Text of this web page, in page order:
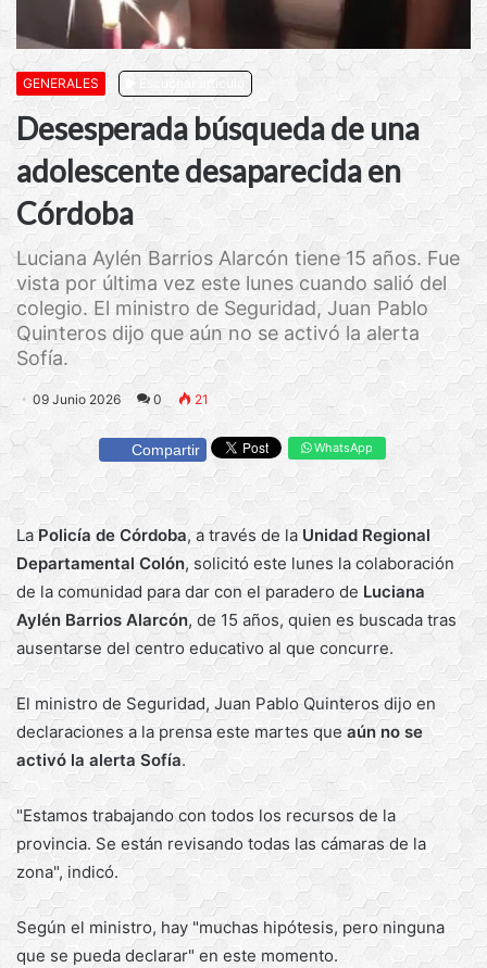
GENERALES Escuchar artículo
Desesperada búsqueda de una
adolescente desaparecida en
Córdoba
Luciana Aylén Barrios Alarcón tiene 15 años. Fue
vista por última vez este lunes cuando salió del
colegio. El ministro de Seguridad, Juan Pablo
Quinteros dijo que aún no se activó la alerta
Sofía.
09 Junio 2026 0 21
Compartir WhatsApp
LaPolicía de Córdoba, a través de la Unidad Regional
Departamental Colón, solicitó este lunes la colaboración
de la comunidad para dar con el paradero de Luciana
Aylén Barrios Alarcón, de 15 años, quien es buscada tras
ausentarse del centro educativo al que concurre.
El ministro de Seguridad, Juan Pablo Quinteros dijo en
declaraciones a la prensa este martes que aún no se
activó la alerta Sofía.
"Estamos trabajando con todos los recursos de la
provincia. Se están revisando todas las cámaras de la
zona", indicó.
Según el ministro, hay "muchas hipótesis, pero ninguna
que se pueda declarar" en este momento.